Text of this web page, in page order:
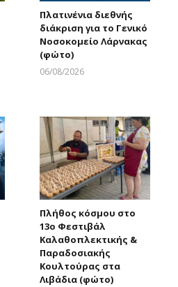
Πλατινένια διεθνής
διάκριση για το Γενικό
Νοσοκομείο Λάρνακας
(φώτο)
06/08/2026
Πλήθος κόσμου στο
13ο Φεστιβάλ
Καλαθοπλεκτικής &
Παραδοσιακής
Κουλτούρας στα
Λιβάδια (φώτο)